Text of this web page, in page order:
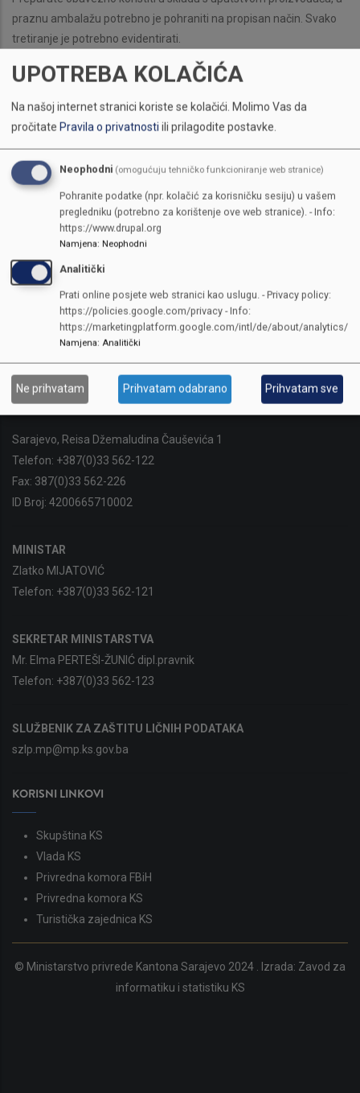
praznu ambalažu potrebno je pohraniti na propisan način. Svako
tretiranje je potrebno evidentirati.
Insekticide koristiti u večernjim satima. Obavijestiti pčelare da će
se obaviti tretman zaštitnim sredstvima.
Sarajevo, Reisa Džemaludina Čauševića 1
Telefon: +387(0)33 562-122
Fax: 387(0)33 562-226
ID Broj: 4200665710002
MINISTAR
Zlatko MIJATOVIĆ
Telefon: +387(0)33 562-121
SEKRETAR MINISTARSTVA
Mr. Elma PERTEŠI-ŽUNIĆ dipl.pravnik
Telefon: +387(0)33 562-123
SLUŽBENIK ZA ZAŠTITU LIČNIH PODATAKA
szlp.mp@mp.ks.gov.ba
KORISNI LINKOVI
Skupština KS
Vlada KS
Privredna komora FBiH
Privredna komora KS
Turistička zajednica KS
© Ministarstvo privrede Kantona Sarajevo 2024 . Izrada: Zavod za
informatiku i statistiku KS
UPOTREBA KOLAČIĆA
Na našoj internet stranici koriste se kolačići. Molimo Vas da
pročitate Pravila o privatnostiili prilagodite postavke.
Neophodni (omogućuju tehničko funkcioniranje web stranice)
Pohranite podatke (npr. kolačić za korisničku sesiju) u vašem
pregledniku (potrebno za korištenje ove web stranice). - Info:
https://www.drupal.org
Namjena: Neophodni
Analitički
Prati online posjete web stranici kao uslugu. - Privacy policy:
https://policies.google.com/privacy - Info:
https://marketingplatform.google.com/intl/de/about/analytics/
Namjena: Analitički
Ne prihvatam Prihvatam odabrano Prihvatam sve